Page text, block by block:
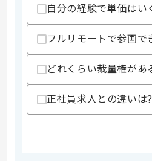
歓迎スキ
・開実
・SaaS
・事業
・マー
上記に似
自分の経験で単価はい
フルリモートで参画で
どれくらい裁量権があ
正社員求人との違いは?